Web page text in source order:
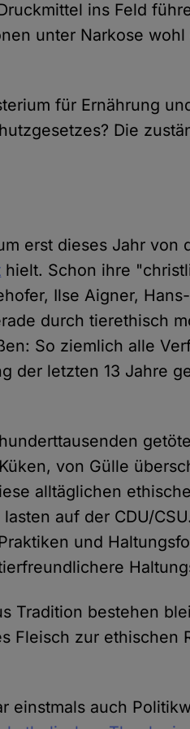
ins Feld
unter Narkose
für Ernährung
Die
erst dieses Jahr von
hielt. Schon ihre
Ilse Aigner,
durch tierethisch
So ziemlich alle
der letzten 13 Jahre
von Gülle
alltäglichen
auf der CDU/
und
Tradition bestehen
Fleisch zur ethischen
einstmals auch